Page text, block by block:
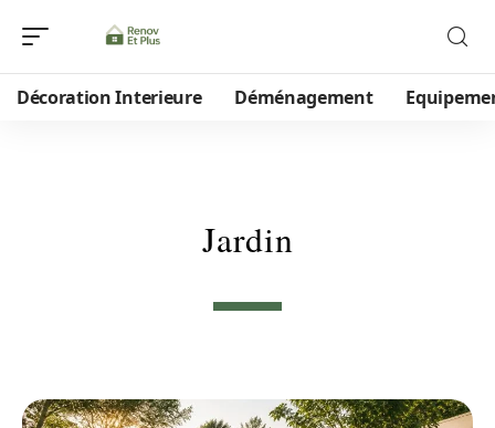
Décoration Interieure Déménagement
Jardin